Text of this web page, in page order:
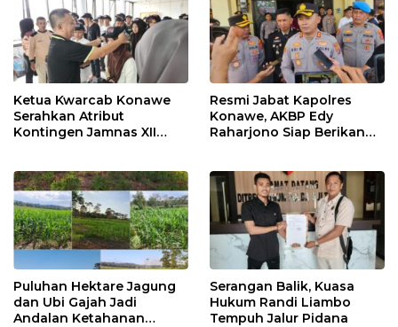
Ketua Kwarcab Konawe
Serahkan Atribut
Kontingen Jamnas XII
Resmi Jabat Kapolres
Konawe, AKBP Edy
Raharjono Siap Berikan
Puluhan Hektare Jagung
dan Ubi Gajah Jadi
Andalan Ketahanan
Serangan Balik, Kuasa
Hukum Randi Liambo
Tempuh Jalur Pidana